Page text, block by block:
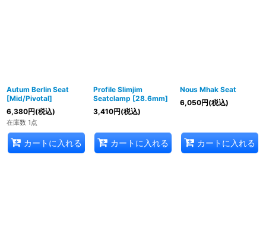
Autum Berlin Seat
[Mid/Pivotal]
6,380円(税込)
在庫数 1点
カートに入れる
Profile Slimjim
Seatclamp [28.6mm]
3,410円(税込)
カートに入れる
Nous Mhak Seat
6,050円(税込)
カートに入れる